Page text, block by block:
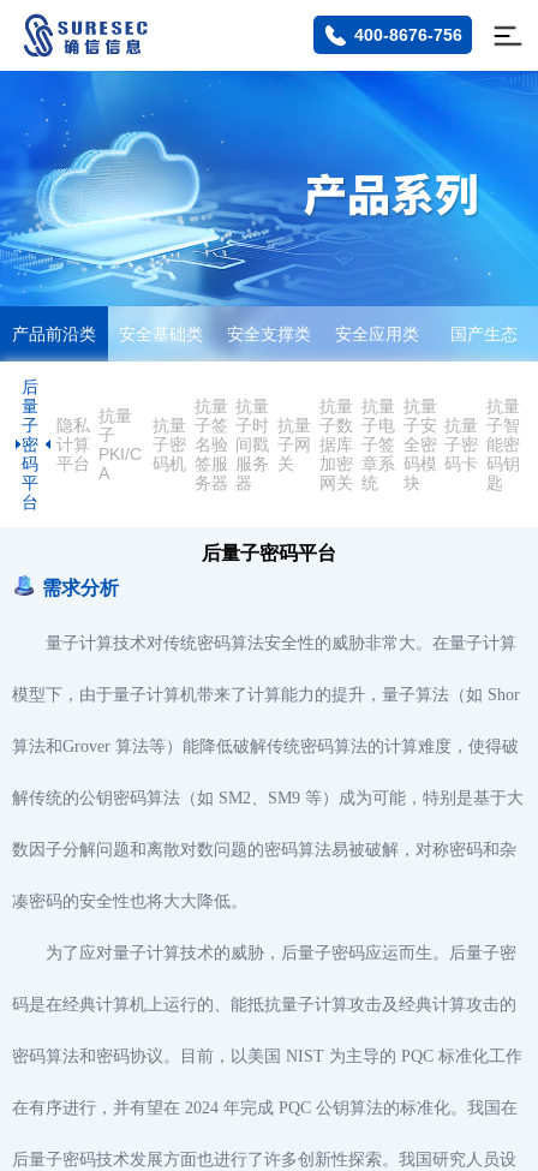
400-8676-756
产品前沿类 安全基础类 安全支撑类 安全应用类 国产生态
后
量
子
密
码
平
台
隐私
计算
平台
抗量
子
PKI/C
A
抗量
子密
码机
抗量
子签
名验
签服
务器
抗量
子时
间戳
服务
器
抗量
子网
关
抗量
子数
据库
加密
网关
抗量
子电
子签
章系
统
抗量
子安
全密
码模
块
抗量
子密
码卡
抗量
子智
能密
码钥
匙
后量子密码平台
需求分析
量子计算技术对传统密码算法安全性的威胁非常大。在量子计算
模型下，由于量子计算机带来了计算能力的提升，量子算法（如 Shor
算法和Grover 算法等）能降低破解传统密码算法的计算难度，使得破
解传统的公钥密码算法（如 SM2、SM9 等）成为可能，特别是基于大
数因子分解问题和离散对数问题的密码算法易被破解，对称密码和杂
凑密码的安全性也将大大降低。
为了应对量子计算技术的威胁，后量子密码应运而生。后量子密
码是在经典计算机上运行的、能抵抗量子计算攻击及经典计算攻击的
密码算法和密码协议。目前，以美国 NIST 为主导的 PQC 标准化工作
在有序进行，并有望在 2024 年完成 PQC 公钥算法的标准化。我国在
后量子密码技术发展方面也进行了许多创新性探索。我国研究人 员设